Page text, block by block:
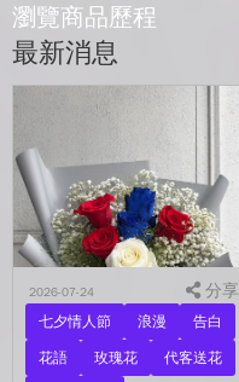
瀏覽商品歷程
最新消息
2026-07-24 分享
七夕情人節 浪漫
告白
花語
玫瑰花
代客送花